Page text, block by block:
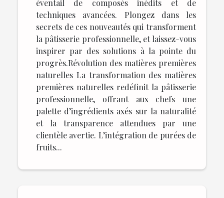
éventail de composés inédits et de
techniques avancées. Plongez dans les
secrets de ces nouveautés qui transforment
la pâtisserie professionnelle, et laissez-vous
inspirer par des solutions à la pointe du
progrès.Révolution des matières premières
naturelles La transformation des matières
premières naturelles redéfinit la pâtisserie
professionnelle, offrant aux chefs une
palette d’ingrédients axés sur la naturalité
et la transparence attendues par une
clientèle avertie. L’intégration de purées de
fruits...